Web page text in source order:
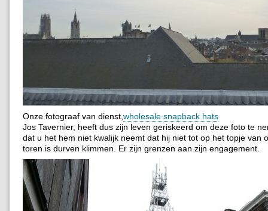
Onze fotograaf van dienst, wholesale snapback hats
Jos Tavernier, heeft dus zijn leven geriskeerd om deze foto te
dat u het hem niet kwalijk neemt dat hij niet tot op het topje van
toren is durven klimmen. Er zijn grenzen aan zijn engagement.